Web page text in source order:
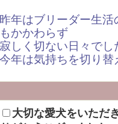
昨年はブリーダー生
もかかわらず
寂しく切ない日々でし
今年は気持ちを切り替
大切な愛犬をいただ